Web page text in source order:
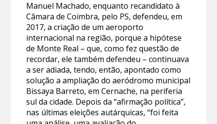
Manuel Machado, enquanto recandidato à
Câmara de Coimbra, pelo PS, defendeu, em
2017, a criação de um aeroporto
internacional na região, porque a hipótese
de Monte Real – que, como fez questão de
recordar, ele também defendeu – continuava
a ser adiada, tendo, então, apontado como
solução a ampliação do aeródromo municipal
Bissaya Barreto, em Cernache, na periferia
sul da cidade. Depois da “afirmação política”,
nas últimas eleições autárquicas, “foi feita